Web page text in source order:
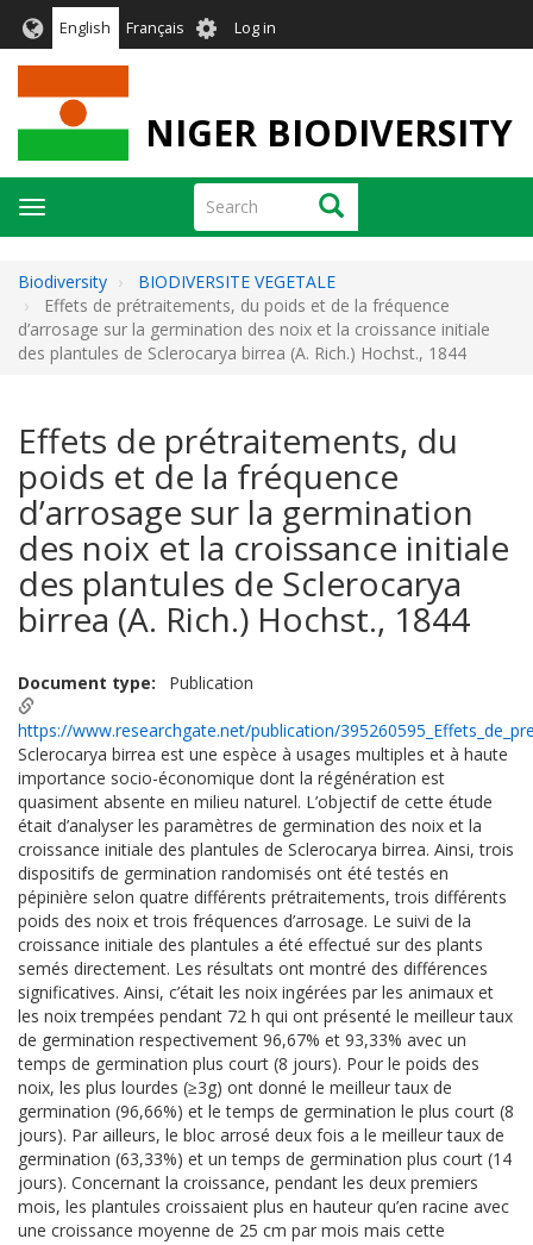
English Français User
account
Log in
NIGER BIODIVERSITY
Search Search
Toggle
navigation
Biodiversity
BIODIVERSITE VEGETALE
Effets de prétraitements, du poids et de la fréquence
d’arrosage sur la germination des noix et la croissance initiale
des plantules de Sclerocarya birrea (A. Rich.) Hochst., 1844
Effets de prétraitements, du
poids et de la fréquence
d’arrosage sur la germination
des noix et la croissance initiale
des plantules de Sclerocarya
birrea (A. Rich.) Hochst., 1844
Document type Publication
https://www.researchgate.net/publication/
Sclerocarya birrea est une espèce à usages multiples et à haute
importance socio-économique dont la régénération est
quasiment absente en milieu naturel. L’objectif de cette étude
était d’analyser les paramètres de germination des noix et la
croissance initiale des plantules de Sclerocarya birrea. Ainsi, trois
dispositifs de germination randomisés ont été testés en
pépinière selon quatre différents prétraitements, trois différents
poids des noix et trois fréquences d’arrosage. Le suivi de la
croissance initiale des plantules a été effectué sur des plants
semés directement. Les résultats ont montré des différences
significatives. Ainsi, c’était les noix ingérées par les animaux et
les noix trempées pendant 72 h qui ont présenté le meilleur taux
de germination respectivement 96,67% et 93,33% avec un
temps de germination plus court (8 jours). Pour le poids des
noix, les plus lourdes (≥3g) ont donné le meilleur taux de
germination (96,66%) et le temps de germination le plus court (8
jours). Par ailleurs, le bloc arrosé deux fois a le meilleur taux de
germination (63,33%) et un temps de germination plus court (14
jours). Concernant la croissance, pendant les deux premiers
mois, les plantules croissaient plus en hauteur qu’en racine avec
une croissance moyenne de 25 cm par mois mais cette